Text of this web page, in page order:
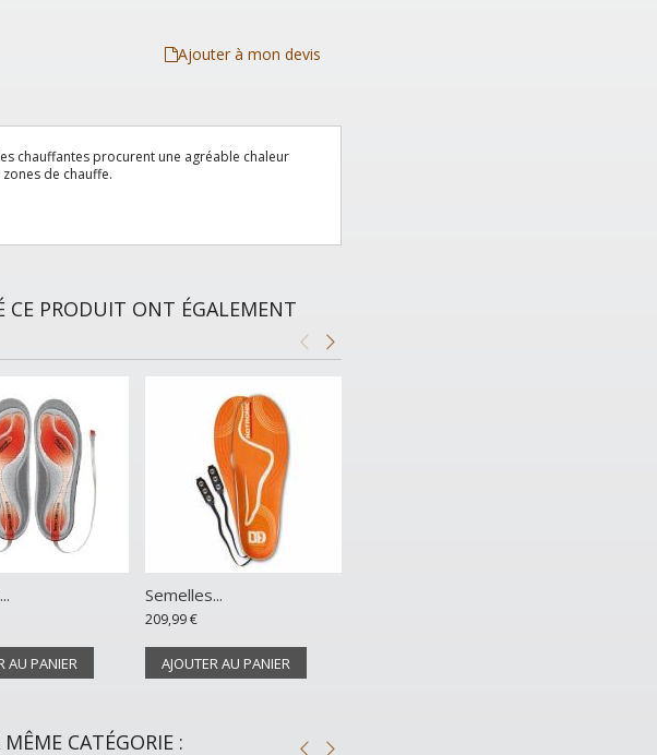
Ajouter à mon devis
chauffantes procurent une agréable chaleur
de chauffe.
CE PRODUIT ONT ÉGALEMENT
AU PANIER
Semelles...
209,99 €
AJOUTER AU PANIER
CATÉGORIE :